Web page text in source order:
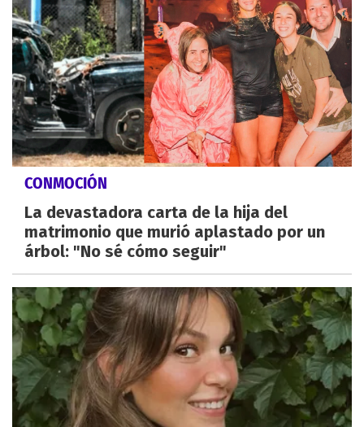
CONMOCIÓN
La devastadora carta de la hija del
matrimonio que murió aplastado por un
árbol: "No sé cómo seguir"